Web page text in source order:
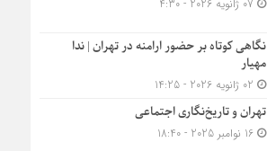
نگاهی کوتاه بر حضور ارامنه در تهران | ندا
مهیار
تهران و تاریخ‌نگاری اجتماعی
16 نوامبر 2025 - 18:40